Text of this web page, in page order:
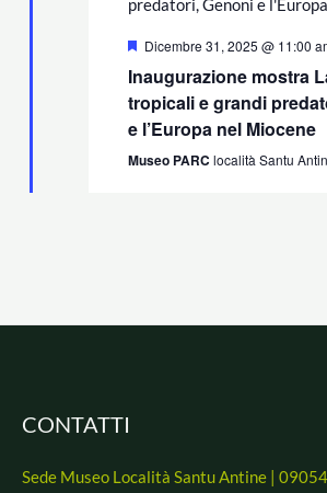
Segnalati
Dicembre 31, 2025 @ 11:00
Inaugurazione mostra
tropicali e grandi
e l’Europa nel Miocene
Museo PARC località Santu
CONTATTI
Sede Museo Località Santu Antine |